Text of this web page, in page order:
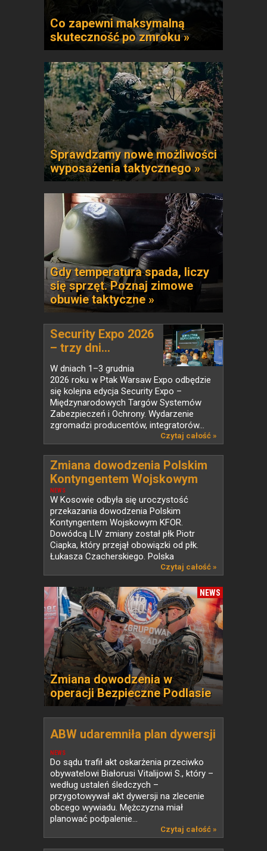
Co zapewni maksymalną
skuteczność po zmroku »
Sprawdzamy nowe możliwości
wyposażenia taktycznego »
Gdy temperatura spada, liczy
się sprzęt. Poznaj zimowe
obuwie taktyczne »
Security Expo 2026
– trzy dni...
W dniach 1–3 grudnia
2026 roku w Ptak Warsaw Expo odbędzie
się kolejna edycja Security Expo –
Międzynarodowych Targów Systemów
Zabezpieczeń i Ochrony. Wydarzenie
zgromadzi producentów, integratorów...
Czytaj całość »
NEWS
Zmiana dowodzenia Polskim
Kontyngentem Wojskowym
KFOR w Kosowie
W Kosowie odbyła się uroczystość
przekazania dowodzenia Polskim
Kontyngentem Wojskowym KFOR.
Dowódcą LIV zmiany został płk Piotr
Ciapka, który przejął obowiązki od płk.
Łukasza Czacherskiego. Polska
Czytaj całość »
NEWS
Zmiana dowodzenia w
operacji Bezpieczne Podlasie
NEWS
ABW udaremniła plan dywersji
Do sądu trafił akt oskarżenia przeciwko
obywatelowi Białorusi Vitalijowi S., który –
według ustaleń śledczych –
przygotowywał akt dywersji na zlecenie
obcego wywiadu. Mężczyzna miał
planować podpalenie...
Czytaj całość »